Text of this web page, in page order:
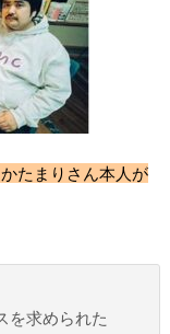
たまりさん本人が
を求められた